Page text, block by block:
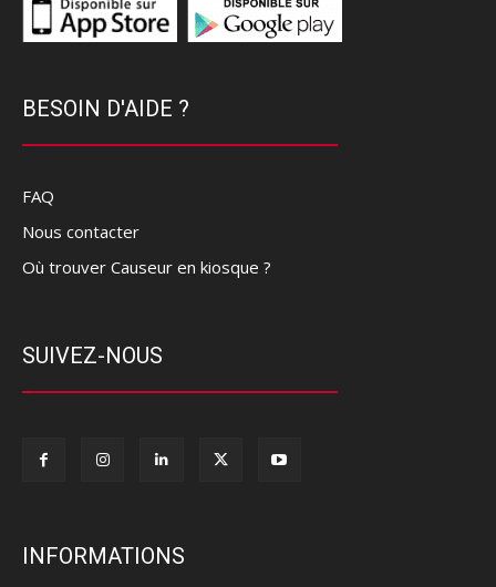
BESOIN D'AIDE ?
FAQ
Nous contacter
Où trouver Causeur en kiosque ?
SUIVEZ-NOUS
INFORMATIONS